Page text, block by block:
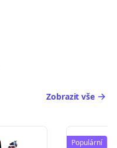
Zobrazit vše
Populární